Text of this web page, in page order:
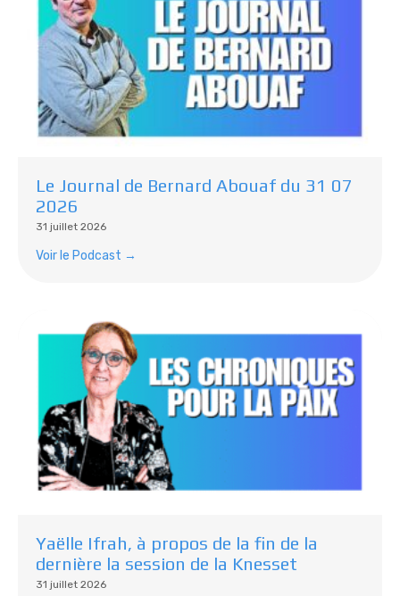
Le Journal de Bernard Abouaf du 31 07
2026
31 juillet 2026
Voir le Podcast →
Yaëlle Ifrah, à propos de la fin de la
dernière la session de la Knesset
31 juillet 2026